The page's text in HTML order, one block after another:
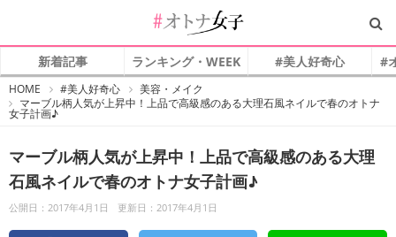
新着記事 ランキング・WEEK #美人好奇心 #
HOME
オ
ト
ナ
#美人好奇心
美容・メイク
マーブル柄人気が上昇中！上品で高級感のある大理石風ネイルで春のオトナ
女子計画♪
マーブル柄人気が上昇中！上品で高級感のある大理
石風ネイルで春のオトナ女子計画♪
公開日：2017年4月1日 更新日：2017年4月1日